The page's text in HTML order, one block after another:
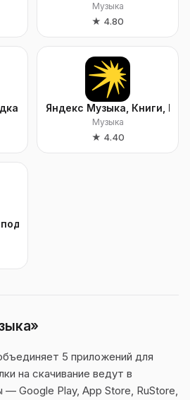
Музыка
★ 4.80
Яндекс Музыка, Книги,
Музыка
★ 4.40
5 приложений для
на скачивание ведут в
— Google Play, App Store, RuStore,